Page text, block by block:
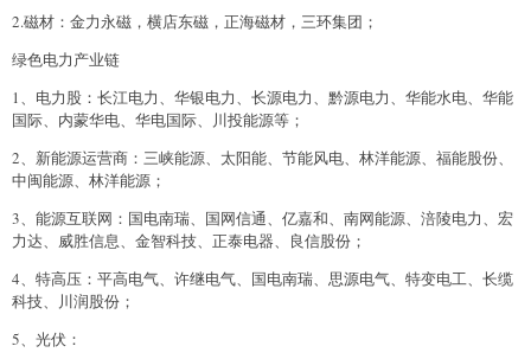
2.磁材：金力永磁，横店东磁，正海磁材，三环集团；
绿色电力产业链
1、电力股：长江电力、华银电力、长源电力、黔源电力、华能水电、华能
国际、内蒙华电、华电国际、川投能源等；
2、新能源运营商：三峡能源、太阳能、节能风电、林洋能源、福能股份、
中闽能源、林洋能源；
3、能源互联网：国电南瑞、国网信通、亿嘉和、南网能源、涪陵电力、宏
力达、威胜信息、金智科技、正泰电器、良信股份；
4、特高压：平高电气、许继电气、国电南瑞、思源电气、特变电工、长缆
科技、川润股份；
5、光伏：